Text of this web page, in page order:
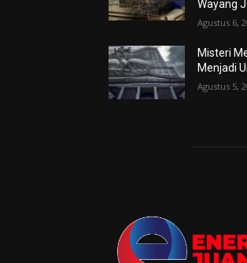
Wayang
Agustus 6,
Misteri
Menjadi
Agustus 5,